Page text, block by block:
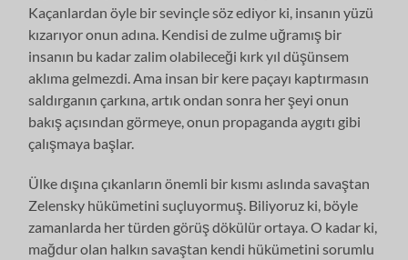
Kaçanlardan öyle bir sevinçle söz ediyor ki, insanın yüzü
kızarıyor onun adına. Kendisi de zulme uğramış bir
insanın bu kadar zalim olabileceği kırk yıl düşünsem
aklıma gelmezdi. Ama insan bir kere paçayı kaptırmasın
saldırganın çarkına, artık ondan sonra her şeyi onun
bakış açısından görmeye, onun propaganda aygıtı gibi
çalışmaya başlar.
Ülke dışına çıkanların önemli bir kısmı aslında savaştan
Zelensky hükümetini suçluyormuş. Biliyoruz ki, böyle
zamanlarda her türden görüş dökülür ortaya. O kadar ki,
mağdur olan halkın savaştan kendi hükümetini sorumlu